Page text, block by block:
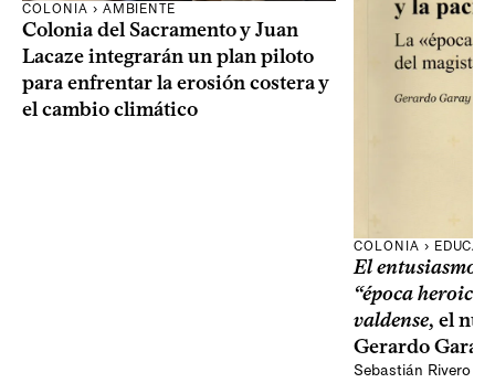
COLONIA › AMBIENTE
Colonia del Sacramento y Juan
Lacaze integrarán un plan piloto
para enfrentar la erosión costera y
el cambio climático
COLONIA ›
El entusiasmo
“época
valdense, el
Gerardo
Sebastián Rivero